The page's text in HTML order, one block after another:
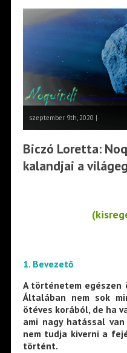
szeptember 9th, 2020 |
Biczó Loretta:
kalandjai a
1. Bevezető
A történetem egészen
Általában nem sok
ötéves korából, de ha
ami nagy hatással
nem tudja kiverni a
történt.